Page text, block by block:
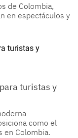
de Colombia,
en espectáculos y
turistas y
como el
en Colombia.